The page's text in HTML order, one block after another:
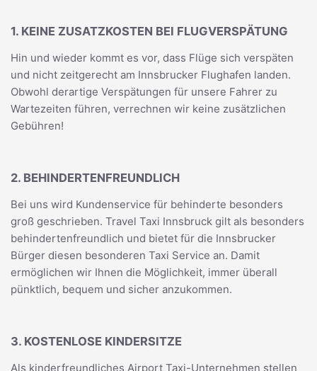
1. KEINE ZUSATZKOSTEN BEI FLUGVERSPÄTUNG
Hin und wieder kommt es vor, dass Flüge sich verspäten
und nicht zeitgerecht am Innsbrucker Flughafen landen.
Obwohl derartige Verspätungen für unsere Fahrer zu
Wartezeiten führen, verrechnen wir keine zusätzlichen
Gebühren!
2. BEHINDERTENFREUNDLICH
Bei uns wird Kundenservice für behinderte besonders
groß geschrieben. Travel Taxi Innsbruck gilt als besonders
behindertenfreundlich und bietet für die Innsbrucker
Bürger diesen besonderen Taxi Service an. Damit
ermöglichen wir Ihnen die Möglichkeit, immer überall
pünktlich, bequem und sicher anzukommen.
3. KOSTENLOSE KINDERSITZE
Als kinderfreundliches Airport Taxi-Unternehmen stellen